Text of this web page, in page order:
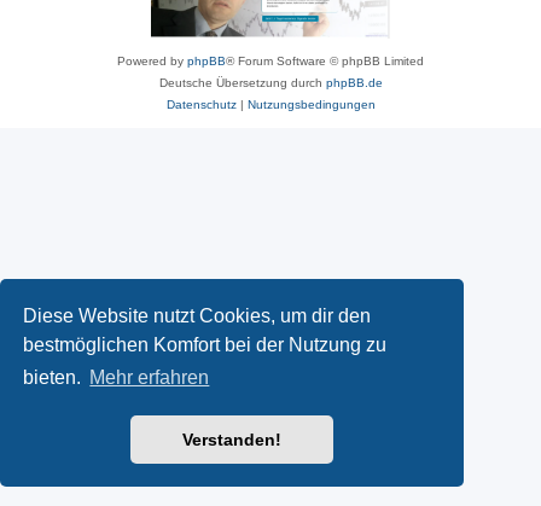
Diese Website nutzt Cookies, um dir den
bestmöglichen Komfort bei der Nutzung zu
bieten. Mehr erfahren
Verstanden!
Powered by phpBB® Forum Software © phpBB Limited
Deutsche Übersetzung durch phpBB.de
Datenschutz| Nutzungsbedingungen